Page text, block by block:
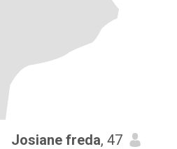
Josiane freda, 47